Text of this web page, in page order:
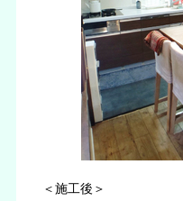
＜施工後＞